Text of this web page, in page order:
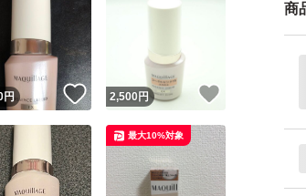
商
円 いいね！
2,500 円
最大10%対象